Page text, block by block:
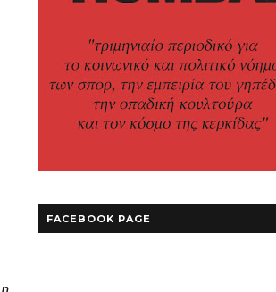
FACEBOOK PAGE